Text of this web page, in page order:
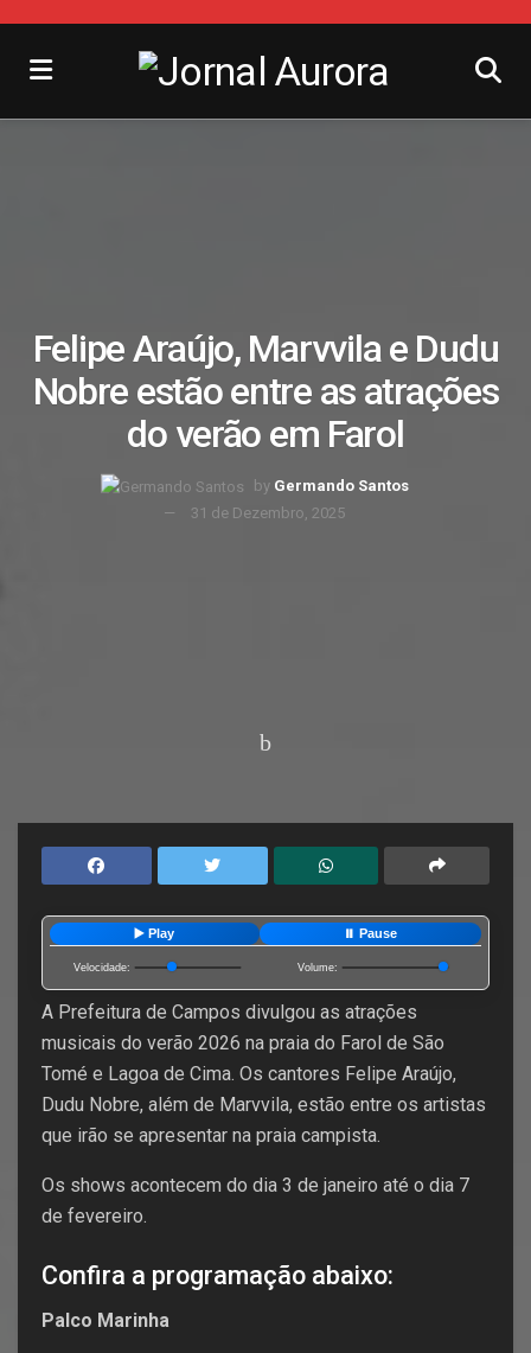
Felipe Araújo, Marvvila e Dudu
Nobre estão entre as atrações
do verão em Farol
by Germando Santos
31 de Dezembro, 2025
▶️ Play ⏸️ Pause
Velocidade: Volume:
A Prefeitura de Campos divulgou as atrações
musicais do verão 2026 na praia do Farol de São
Tomé e Lagoa de Cima. Os cantores Felipe Araújo,
Dudu Nobre, além de Marvvila, estão entre os artistas
que irão se apresentar na praia campista.
Os shows acontecem do dia 3 de janeiro até o dia 7
de fevereiro.
Confira a programação abaixo:
Palco Marinha